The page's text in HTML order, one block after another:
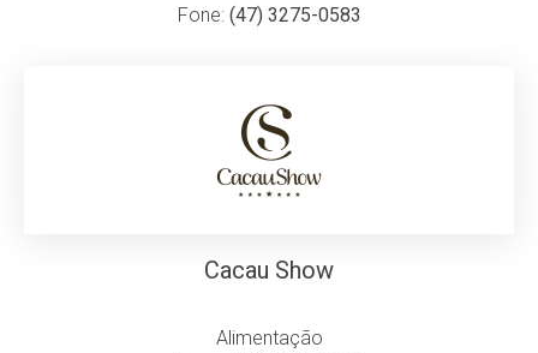
Fone: (47) 3275-0583
Cacau Show
Alimentação